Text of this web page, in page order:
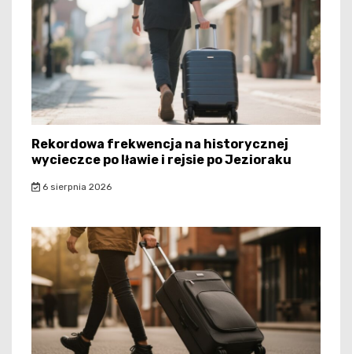
Rekordowa frekwencja na historycznej
wycieczce po Iławie i rejsie po Jezioraku
6 sierpnia 2026